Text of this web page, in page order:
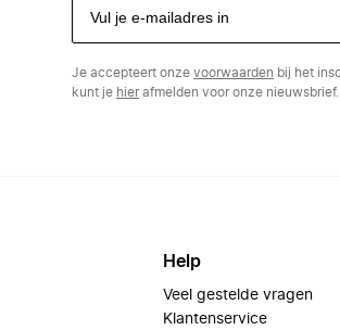
Je accepteert onze voorwaarden bij het
kunt je hierafmelden voor onze nieuwsbrief.
Help
Veel gestelde vragen
Klantenservice